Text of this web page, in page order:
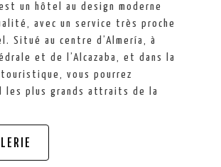
un hôtel au design moderne
avec un service très proche
Situé au centre d’Almería, à
et de l’Alcazaba, et dans la
vous pourrez
les plus grands attraits de la